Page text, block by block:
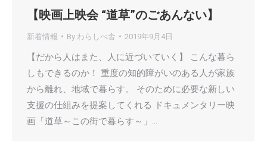
【映画上映会 “道草”のごあんない】
新着情報 By わらしべ舎 2019年9月4日
【だから人はまた、人に近づいていく】 こんな暮ら
しもできるのか！ 重度の知的障がいのある人が家族
から離れ、地域で暮らす。 そのために必要な新しい
支援の仕組みを提案してくれる ドキュメンタリー映
画「道草～この街で暮らす～」…